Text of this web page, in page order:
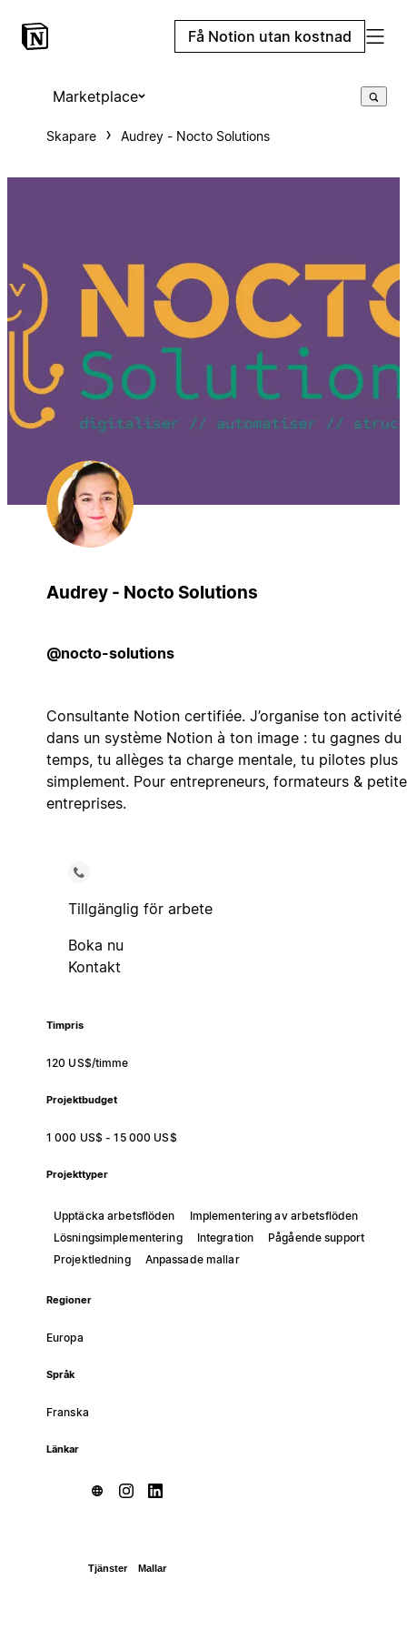
Få Notion utan kostnad
Marketplace
Skapare Audrey - Nocto Solutions
Audrey - Nocto Solutions
@nocto-solutions
Consultante Notion certifiée. J’organise ton activité
dans un système Notion à ton image : tu gagnes du
temps, tu allèges ta charge mentale, tu pilotes plus
simplement. Pour entrepreneurs, formateurs &
entreprises.
Tillgänglig för arbete
Boka nu
Kontakt
Timpris
120 US$/timme
Projektbudget
1 000 US$ - 15 000 US$
Projekttyper
Upptäcka arbetsflöden
Implementering av arbetsflöden
Lösningsimplementering
Integration
Pågående support
Projektledning
Anpassade mallar
Regioner
Europa
Språk
Franska
Länkar
Tjänster Mallar